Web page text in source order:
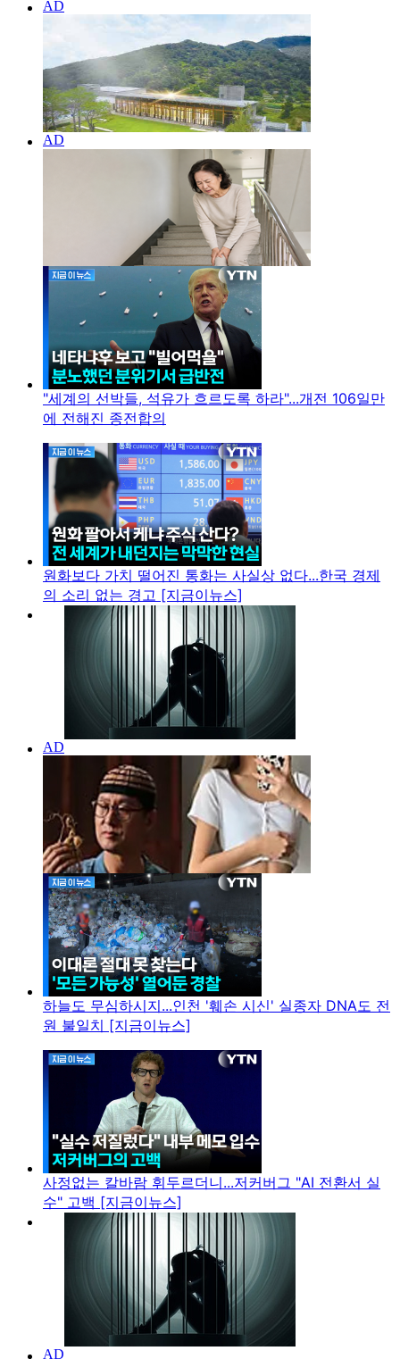
"세계의 선박들, 석유가 흐르도록 하라"...개전 106일만
에 전해진 종전합의
원화보다 가치 떨어진 통화는 사실상 없다...한국 경제
의 소리 없는 경고 [지금이뉴스]
하늘도 무심하시지...인천 '훼손 시신' 실종자 DNA도 전
원 불일치 [지금이뉴스]
사정없는 칼바람 휘두르더니...저커버그 "AI 전환서 실
수" 고백 [지금이뉴스]